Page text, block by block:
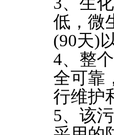
低，微
(90天)
4、整
全可靠
行维护
5、该